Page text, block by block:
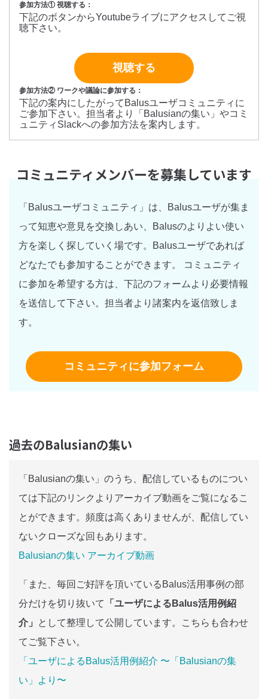
参加方法① 視聴する：
下記のボタンからYoutubeライブにアクセスしてご視
聴下さい。
視聴する
参加方法② ワークや議論に参加する：
下記の案内にしたがってBalusユーザコミュニティに
ご参加下さい。担当者より「Balusianの集い」やコミ
ュニティSlackへの参加方法を案内します。
コミュニティメンバーを募集しています
「Balusユーザコミュニティ」は、Balusユーザが集ま
って知恵や意見を交換しあい、Balusのよりよい使い
方を楽しく探していく場です。Balusユーザであれば
どなたでも参加することができます。 コミュニティ
に参加を希望する方は、下記のフォームより必要情報
を送信して下さい。担当者より諸案内を返信致しま
す。
コミュニティに参加フォーム
過去のBalusianの集い
「Balusianの集い」のうち、配信しているものについ
ては下記のリンクよりアーカイブ動画をご覧になるこ
とができます。頻度は高くありませんが、配信してい
ないクローズな回もあります。
Balusianの集い アーカイブ動画
「また、毎回ご好評を頂いているBalus活用事例の部
分だけを切り抜いて
「ユーザによるBalus活用例紹
介」
として整理して公開しています。こちらも合わせ
てご覧下さい。
「ユーザによるBalus活用例紹介 〜「Balusianの集
い」より〜